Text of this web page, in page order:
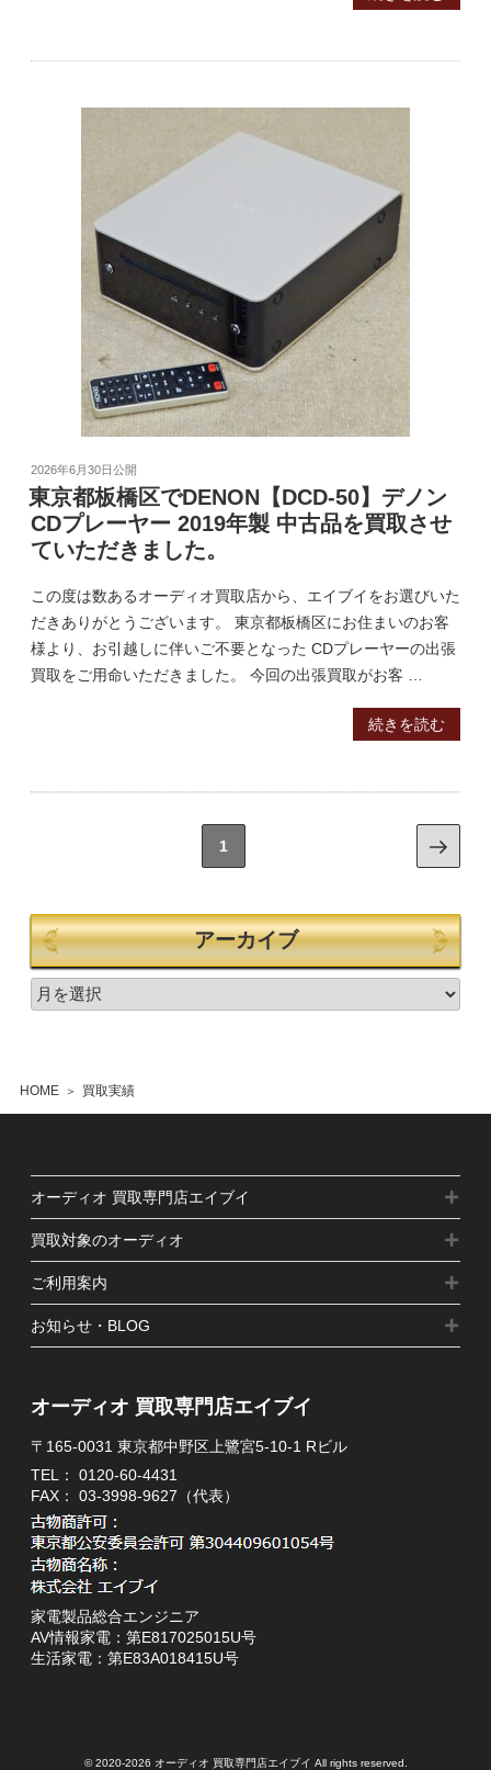
HOME 買取実績
2026年6月30日公開
東京都板橋区でDENON【DCD-50】デノン
CDプレーヤー 2019年製 中古品を買取させ
ていただきました。
この度は数あるオーディオ買取店から、エイブイをお選びいた
だきありがとうございます。 東京都板橋区にお住まいのお客
様より、お引越しに伴いご不要となった CDプレーヤーの出張
買取をご用命いただきました。 今回の出張買取がお客 …
続きを読む
1
アーカイブ
オーディオ 買取専門店エイブイ
買取対象のオーディオ
ご利用案内
お知らせ・BLOG
オーディオ 買取専門店エイブイ
〒165-0031 東京都中野区上鷺宮5-10-1 Rビル
TEL： 0120-60-4431
FAX： 03-3998-9627（代表）
家電製品総合エンジニア
AV情報家電：第E817025015U号
生活家電：第E83A018415U号
© 2020-2026 オーディオ 買取専門店エイブイ All rights reserved.